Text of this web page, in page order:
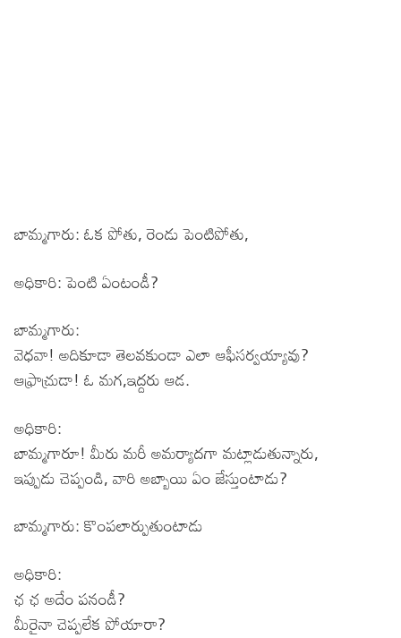
బామ్మగారు: ఓక పోతు, రెండు పెంటిపోతు,
అధికారి: పెంటి ఏంటండీ?
బామ్మగారు:
వెధవా! అదికూడా తెలవకుండా ఎలా ఆఫీసర్వయ్యావు?
ఆఫ్రాచ్రుడా! ఓ మగ,ఇద్దరు ఆడ.
అధికారి:
బామ్మగారూ! మీరు మరీ అమర్యాదగా మట్లాడుతున్నారు,
ఇప్పుడు చెప్పండి, వారి అబ్బాయి ఏం జేస్తుంటాడు?
బామ్మగారు: కొంపలార్పుతుంటాడు
అధికారి:
ఛ ఛ అదేం పనండీ?
మీరైనా చెప్పలేక పోయారా?